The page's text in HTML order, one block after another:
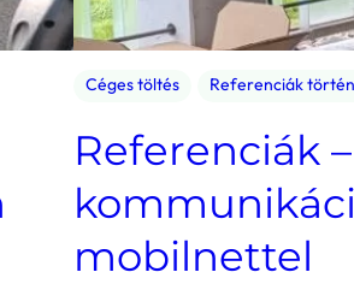
Céges töltés Referenciák
Referenciák
mobilnettel